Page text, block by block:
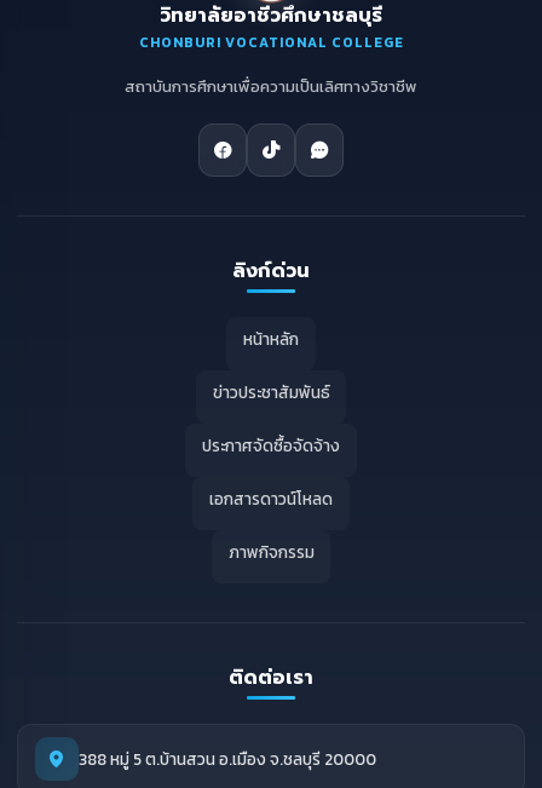
วิทยาลัยอาชีวศึกษาชลบุรี
CHONBURI VOCATIONAL COLLEGE
สถาบันการศึกษาเพื่อความเป็นเลิศทางวิชาชีพ
ลิงก์ด่วน
หน้าหลัก
ข่าวประชาสัมพันธ์
ประกาศจัดซื้อจัดจ้าง
เอกสารดาวน์โหลด
ภาพกิจกรรม
ติดต่อเรา
388 หมู่ 5 ต.บ้านสวน อ.เมือง จ.ชลบุรี 20000